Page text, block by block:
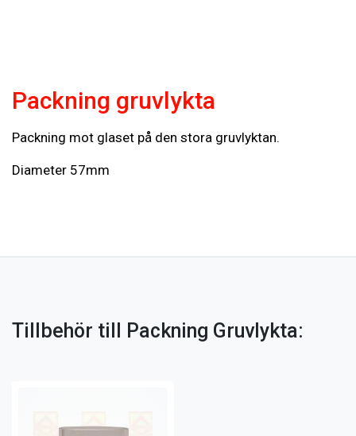
Packning gruvlykta
Packning mot glaset på den stora gruvlyktan.
Diameter 57mm
Tillbehör till Packning Gruvlykta: